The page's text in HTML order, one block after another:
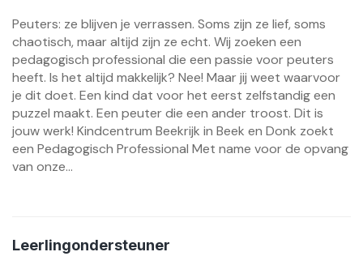
Peuters: ze blijven je verrassen. Soms zijn ze lief, soms
chaotisch, maar altijd zijn ze echt. Wij zoeken een
pedagogisch professional die een passie voor peuters
heeft. Is het altijd makkelijk? Nee! Maar jij weet waarvoor
je dit doet. Een kind dat voor het eerst zelfstandig een
puzzel maakt. Een peuter die een ander troost. Dit is
jouw werk! Kindcentrum Beekrijk in Beek en Donk zoekt
een Pedagogisch Professional Met name voor de opvang
van onze...
Leerlingondersteuner